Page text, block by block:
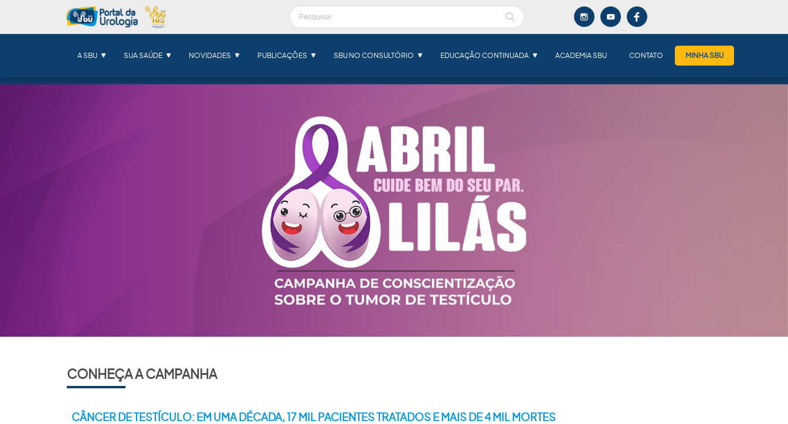
A SBU SUA SAÚDE NOVIDADES PUBLICAÇÕES SBU NO CONSULTÓRIO EDUCAÇÃO CONTINUADA ACADEMIA SBU CONTATO MINHA SBU
CONHEÇA A CAMPANHA
CÂNCER DE TESTÍCULO: EM UMA DÉCADA, 17 MIL PACIENTES TRATADOS E MAIS DE 4 MIL MORTES